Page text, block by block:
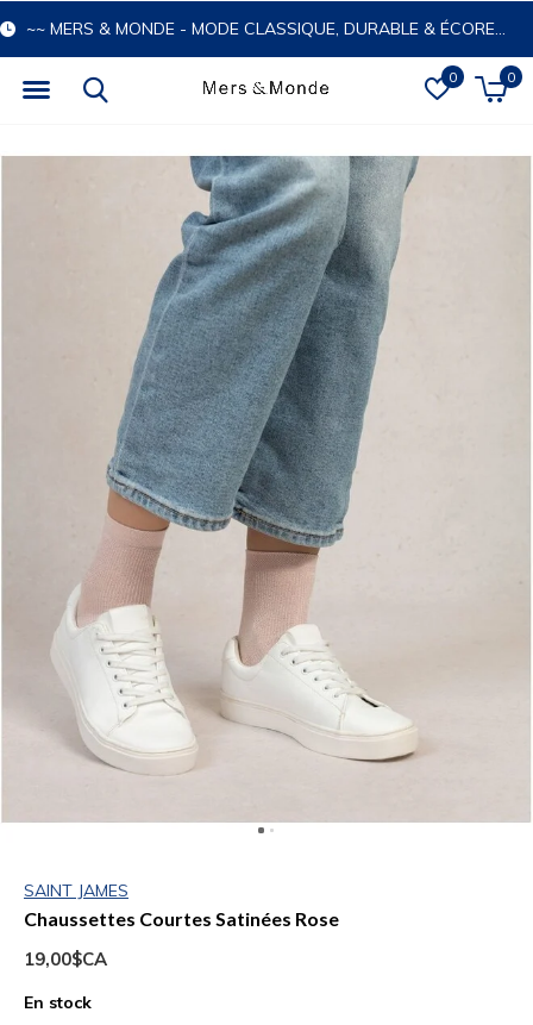
0 0
~~ MERS & MONDE - MODE CLASSIQUE, DURABLE & ÉCORESPONSABLE
SAINT JAMES
Chaussettes Courtes Satinées Rose
19,00$CA
En stock